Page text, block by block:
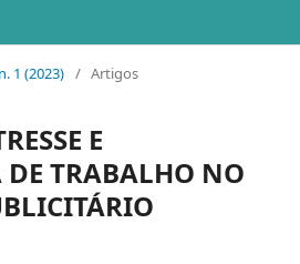
1 (2023) / Artigos
E
DE TRABALHO NO